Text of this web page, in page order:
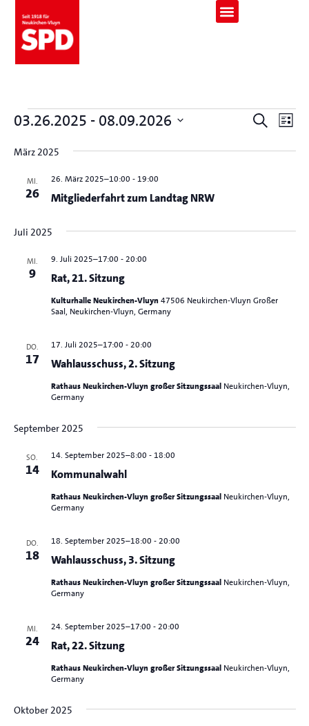
und
SucheListe
03.26.2025 - 08.09.2026
wählen.
März 2025
MI.
26 Mitgliederfahrt zum Landtag NRW
26. März 2025–10:00 -19:00
Juli 2025
MI.
9 Rat, 21. Sitzung
9. Juli 2025–17:00 -20:00
Kulturhalle Neukirchen-Vluyn 47506 Neukirchen-Vluyn Großer
Saal, Neukirchen-Vluyn, Germany
DO.
17 Wahlausschuss, 2. Sitzung
17. Juli 2025–17:00 -20:00
Rathaus Neukirchen-Vluyn großer Sitzungssaal Neukirchen-Vluyn,
Germany
September 2025
SO.
14 Kommunalwahl
14. September 2025–8:00 -18:00
Rathaus Neukirchen-Vluyn großer Sitzungssaal Neukirchen-Vluyn,
Germany
DO.
18 Wahlausschuss, 3. Sitzung
18. September 2025–18:00 -20:00
Rathaus Neukirchen-Vluyn großer Sitzungssaal Neukirchen-Vluyn,
Germany
MI.
24 Rat, 22. Sitzung
24. September 2025–17:00 -20:00
Rathaus Neukirchen-Vluyn großer Sitzungssaal Neukirchen-Vluyn,
Germany
Oktober 2025